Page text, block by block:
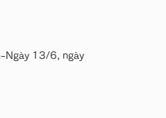
Ngày 13/6, ngày